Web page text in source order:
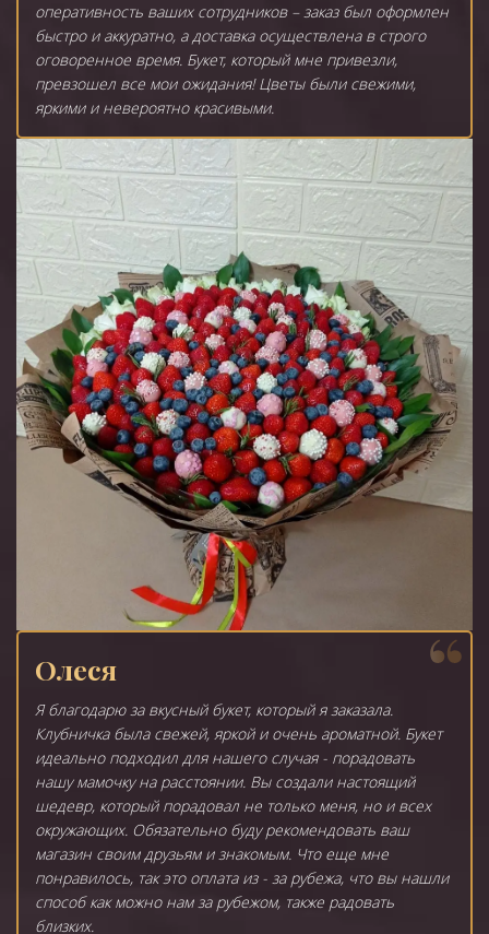
оперативность ваших сотрудников – заказ был оформлен
быстро и аккуратно, а доставка осуществлена в строго
оговоренное время. Букет, который мне привезли,
превзошел все мои ожидания! Цветы были свежими,
яркими и невероятно красивыми.
Олеся
Я благодарю за вкусный букет, который я заказала.
Клубничка была свежей, яркой и очень ароматной. Букет
идеально подходил для нашего случая - порадовать
нашу мамочку на расстоянии. Вы создали настоящий
шедевр, который порадовал не только меня, но и всех
окружающих. Обязательно буду рекомендовать ваш
магазин своим друзьям и знакомым. Что еще мне
понравилось, так это оплата из - за рубежа, что вы нашли
способ как можно нам за рубежом, также радовать
близких.